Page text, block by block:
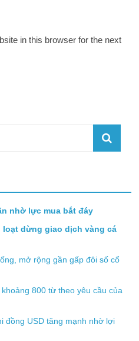
in this browser for the next
nhờ lực mua bắt đáy
loạt dừng giao dịch vàng cá
mở rộng gần gấp đôi số cổ
800 từ theo yêu cầu của
đồng USD tăng mạnh nhờ lợi